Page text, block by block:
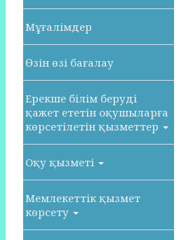
Мұғалімдер
Өзін өзі бағалау
Ерекше білім беруді
қажет ететін оқушыларға
көрсетілетін қызметтер
Оқу қызметі
Мемлекеттік қызмет
көрсету